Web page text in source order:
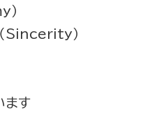
）
Sincerity）
ます